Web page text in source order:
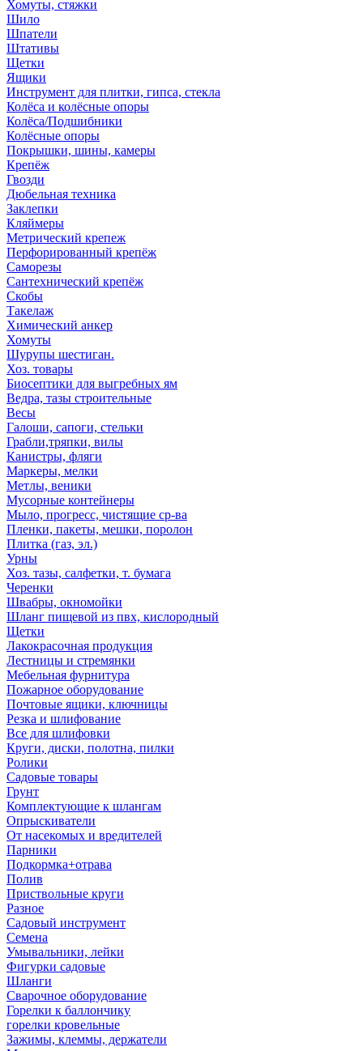
Хомуты, стяжки
Шило
Шпатели
Штативы
Щетки
Ящики
Инструмент для плитки, гипса, стекла
Колёса и колёсные опоры
Колёса/Подшибники
Колёсные опоры
Покрышки, шины, камеры
Крепёж
Гвозди
Дюбельная техника
Заклепки
Кляймеры
Метрический крепеж
Перфорированный крепёж
Саморезы
Сантехнический крепёж
Скобы
Такелаж
Химический анкер
Хомуты
Шурупы шестиган.
Хоз. товары
Биосептики для выгребных ям
Ведра, тазы строительные
Весы
Галоши, сапоги, стельки
Грабли,тряпки, вилы
Канистры, фляги
Маркеры, мелки
Метлы, веники
Мусорные контейнеры
Мыло, прогресс, чистящие ср-ва
Пленки, пакеты, мешки, поролон
Плитка (газ, эл.)
Урны
Хоз. тазы, салфетки, т. бумага
Черенки
Швабры, окномойки
Шланг пищевой из пвх, кислородный
Щетки
Лакокрасочная продукция
Лестницы и стремянки
Мебельная фурнитура
Пожарное оборудование
Почтовые ящики, ключницы
Резка и шлифование
Все для шлифовки
Круги, диски, полотна, пилки
Ролики
Садовые товары
Грунт
Комплектующие к шлангам
Опрыскиватели
От насекомых и вредителей
Парники
Подкормка+отрава
Полив
Приствольные круги
Разное
Садовый инструмент
Семена
Умывальники, лейки
Фигурки садовые
Шланги
Сварочное оборудование
Горелки к баллончику
горелки кровельные
Зажимы, клеммы, держатели